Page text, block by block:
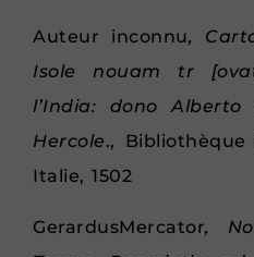
Auteur inconnu,
Isole nouam tr
l’India: dono
Hercole., Bibliothèque
Italie, 1502
GerardusMercator,